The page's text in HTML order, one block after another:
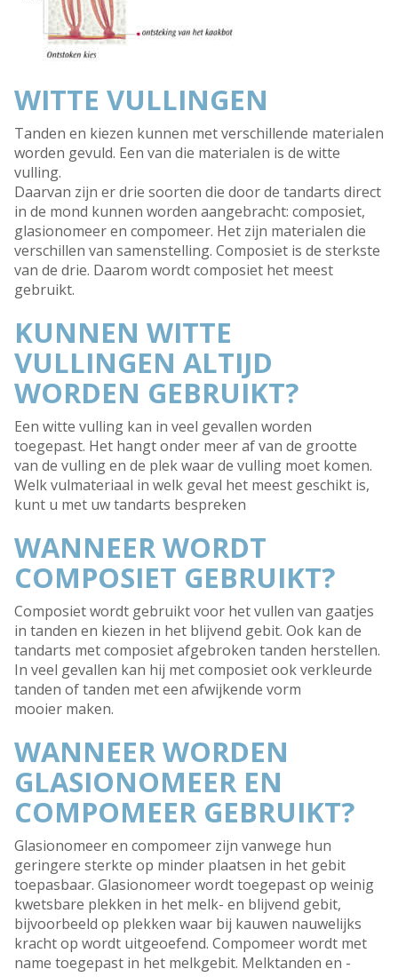
WITTE VULLINGEN
Tanden en kiezen kunnen met verschillende materialen
worden gevuld. Een van die materialen is de witte
vulling.
Daarvan zijn er drie soorten die door de tandarts direct
in de mond kunnen worden aangebracht: composiet,
glasionomeer en compomeer. Het zijn materialen die
verschillen van samenstelling. Composiet is de sterkste
van de drie. Daarom wordt composiet het meest
gebruikt.
KUNNEN WITTE
VULLINGEN ALTIJD
WORDEN GEBRUIKT?
Een witte vulling kan in veel gevallen worden
toegepast. Het hangt onder meer af van de grootte
van de vulling en de plek waar de vulling moet komen.
Welk vulmateriaal in welk geval het meest geschikt is,
kunt u met uw tandarts bespreken
WANNEER WORDT
COMPOSIET GEBRUIKT?
Composiet wordt gebruikt voor het vullen van gaatjes
in tanden en kiezen in het blijvend gebit. Ook kan de
tandarts met composiet afgebroken tanden herstellen.
In veel gevallen kan hij met composiet ook verkleurde
tanden of tanden met een afwijkende vorm
mooier maken.
WANNEER WORDEN
GLASIONOMEER EN
COMPOMEER GEBRUIKT?
Glasionomeer en compomeer zijn vanwege hun
geringere sterkte op minder plaatsen in het gebit
toepasbaar. Glasionomeer wordt toegepast op weinig
kwetsbare plekken in het melk- en blijvend gebit,
bijvoorbeeld op plekken waar bij kauwen nauwelijks
kracht op wordt uitgeoefend. Compomeer wordt met
name toegepast in het melkgebit. Melktanden en -